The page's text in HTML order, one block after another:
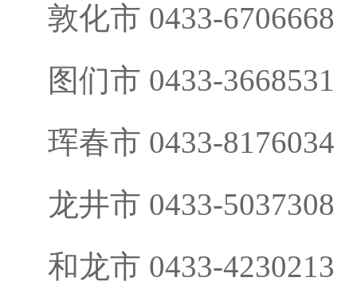
敦化市 0433-6706668
图们市 0433-3668531
珲春市 0433-8176034
龙井市 0433-5037308
和龙市 0433-4230213